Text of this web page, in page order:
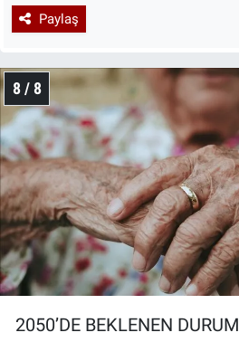
Paylaş
8 / 8
2050’DE BEKLENEN DURUM